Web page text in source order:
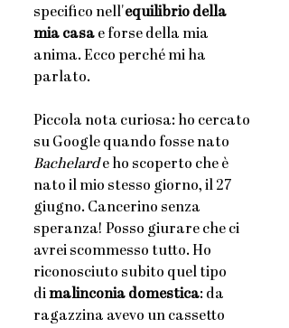
specifico nell'equilibrio della
mia casa eforse della mia
anima. Ecco perché mi ha
parlato.
Piccola nota curiosa: ho cercato
su Google quando fosse nato
Bachelard e ho scoperto che è
nato il mio stesso giorno, il 27
giugno. Cancerino senza
speranza! Posso giurare che ci
avrei scommesso tutto. Ho
riconosciuto subito quel tipo
di malinconia domestica: da
ragazzina avevo un cassetto